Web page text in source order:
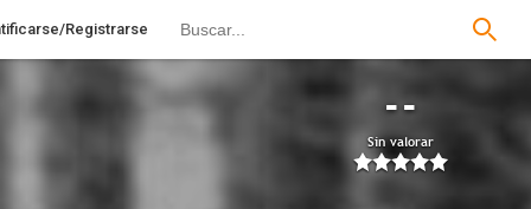
Registrarse
--
Sin valorar